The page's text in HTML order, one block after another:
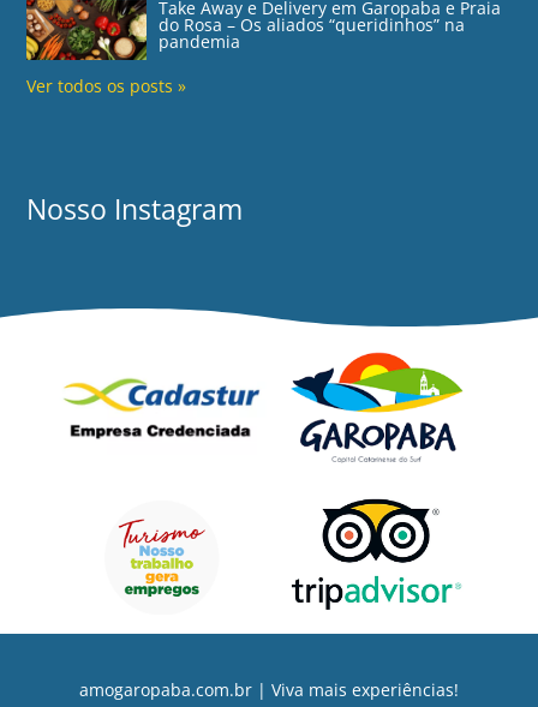
Take Away e Delivery em Garopaba e Praia
do Rosa – Os aliados “queridinhos” na
pandemia
Ver todos os posts »
Nosso Instagram
amogaropaba.com.br | Viva mais experiências!